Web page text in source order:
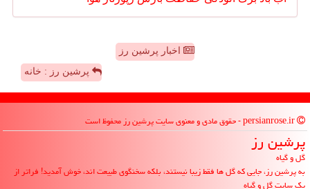
اخبار پرشین رز
پرشین رز : خانه
پرشین رز
گل و گیاه
به پرشین رز، جایی که گل ها فقط زیبا نیستند، بلکه سخنگوی طبیعت اند، خوش آمدید! فراتر از
یک سایت گل و گیاه